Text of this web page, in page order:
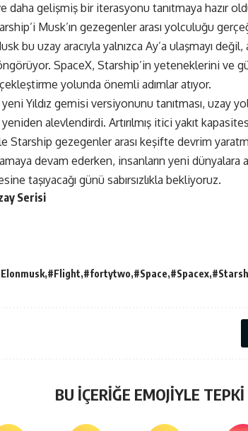
daha gelişmiş bir iterasyonu tanıtmaya hazır
Musk’ın gezegenler arası yolculuğu
bu uzay aracıyla yalnızca Ay’a ulaşmayı değil,
SpaceX, Starship’in yeteneklerini ve
yolunda önemli adımlar atıyor.
yeni Yıldız gemisi versiyonunu tanıtması, uzay
yeniden alevlendirdi. Artırılmış itici yakıt
Starship gezegenler arası keşifte devrim
devam ederken, insanların yeni dünyalara
taşıyacağı günü sabırsızlıkla bekliyoruz.
Serisi
#Flight #fortytwo #Space #Spacex
BU İÇERİĞE EMOJİYLE TEPKİ